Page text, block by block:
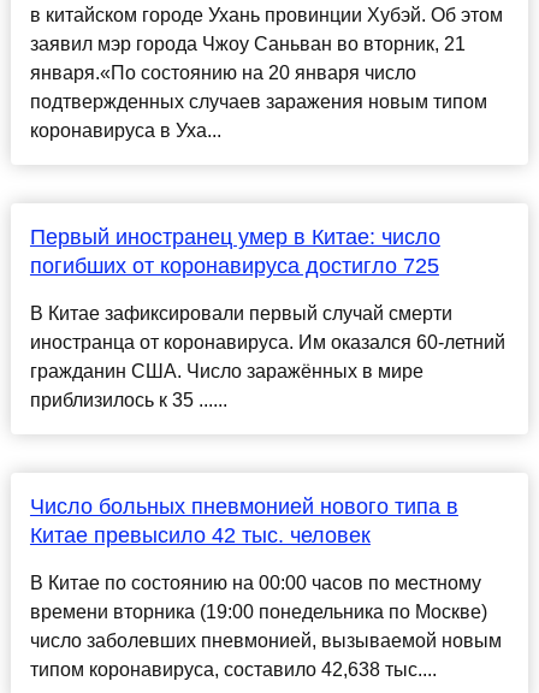
в китайском городе Ухань провинции Хубэй. Об этом
заявил мэр города Чжоу Саньван во вторник, 21
января.«По состоянию на 20 января число
подтвержденных случаев заражения новым типом
коронавируса в Уха...
Первый иностранец умер в Китае: число
погибших от коронавируса достигло 725
В Китае зафиксировали первый случай смерти
иностранца от коронавируса. Им оказался 60-летний
гражданин США. Число заражённых в мире
приблизилось к 35 ......
Число больных пневмонией нового типа в
Китае превысило 42 тыс. человек
В Китае по состоянию на 00:00 часов по местному
времени вторника (19:00 понедельника по Москве)
число заболевших пневмонией, вызываемой новым
типом коронавируса, составило 42,638 тыс....